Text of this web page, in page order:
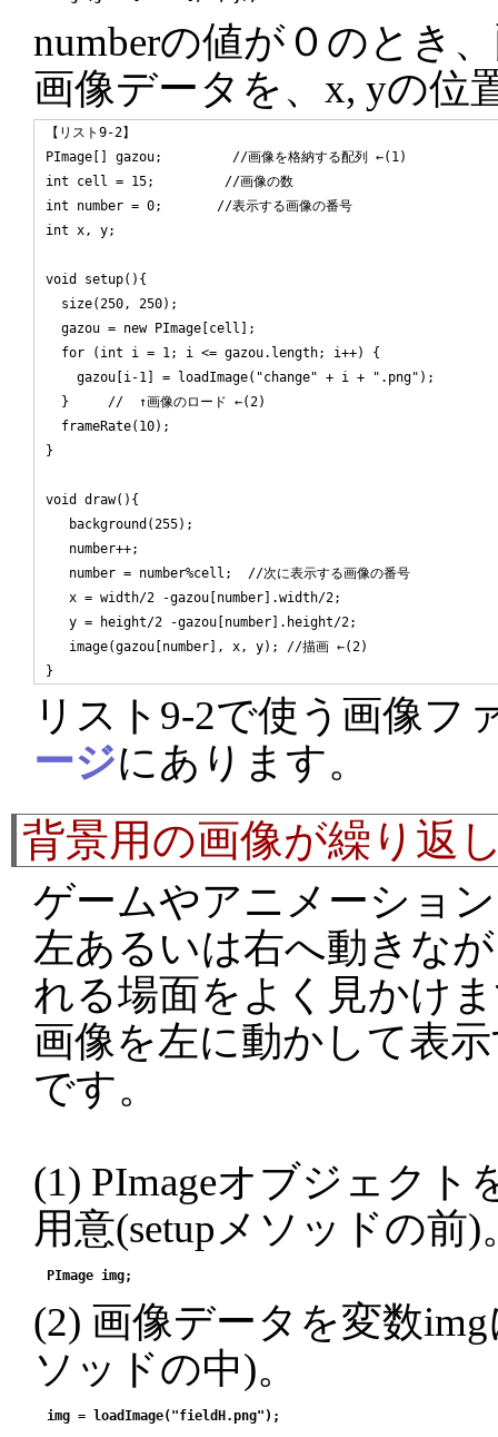
numberの値が０のとき
画像データを、x, yの位
【リスト9-2】
PImage[] gazou;         //画像を格納する配列 ←(1)
int cell = 15;         //画像の数
int number = 0;       //表示する画像の番号
int x, y;
void setup(){
  size(250, 250);
  gazou = new PImage[cell];
  for (int i = 1; i <= gazou.length; i++) {
    gazou[i-1] = loadImage("change" + i + ".png");
  }     //  ↑画像のロード ←(2)
  frameRate(10);
}
void draw(){
   background(255);
   number++;
   number = number%cell;  //次に表示する画像の番号
   x = width/2 -gazou[number].width/2;
   y = height/2 -gazou[number].height/2;
   image(gazou[number], x, y); //描画 ←(2)
リスト9-2で使う画像フ
ージにあります。
背景用の画像が繰り返
ゲームやアニメーショ
左あるいは右へ動きな
れる場面をよく見かけ
画像を左に動かして表
です。
(1) PImageオブジェクト
用意(setupメソッドの前)
(2) 画像データを変数
ソッドの中)。